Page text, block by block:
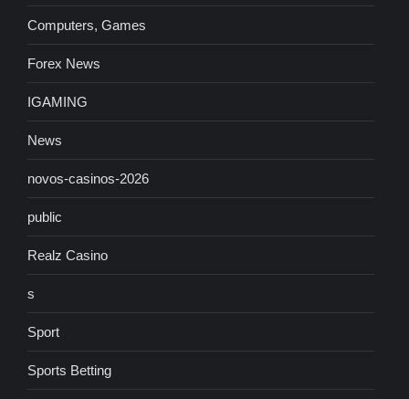
Computers, Games
Forex News
IGAMING
News
novos-casinos-2026
public
Realz Casino
s
Sport
Sports Betting